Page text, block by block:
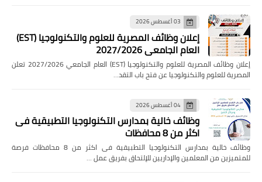
03 أغسطس 2026
إعلان وظائف المصرية للعلوم والتكنولوجيا (EST)
العام الجامعي 2027/2026
إعلان وظائف المصرية للعلوم والتكنولوجيا (EST) العام الجامعي 2027/2026 تعلن
المصرية للعلوم والتكنولوجيا عن فتح باب التقد…
04 أغسطس 2026
وظائف خالية بمدارس التكنولوجيا التطبيقية فى
اكثر من 8 محافظات
وظائف خالية بمدارس التكنولوجيا التطبيقية فى اكثر من 8 محافظات فرصة
للمتميزين من المعلمين والإداريين للإلتحاق بفريق عمل …